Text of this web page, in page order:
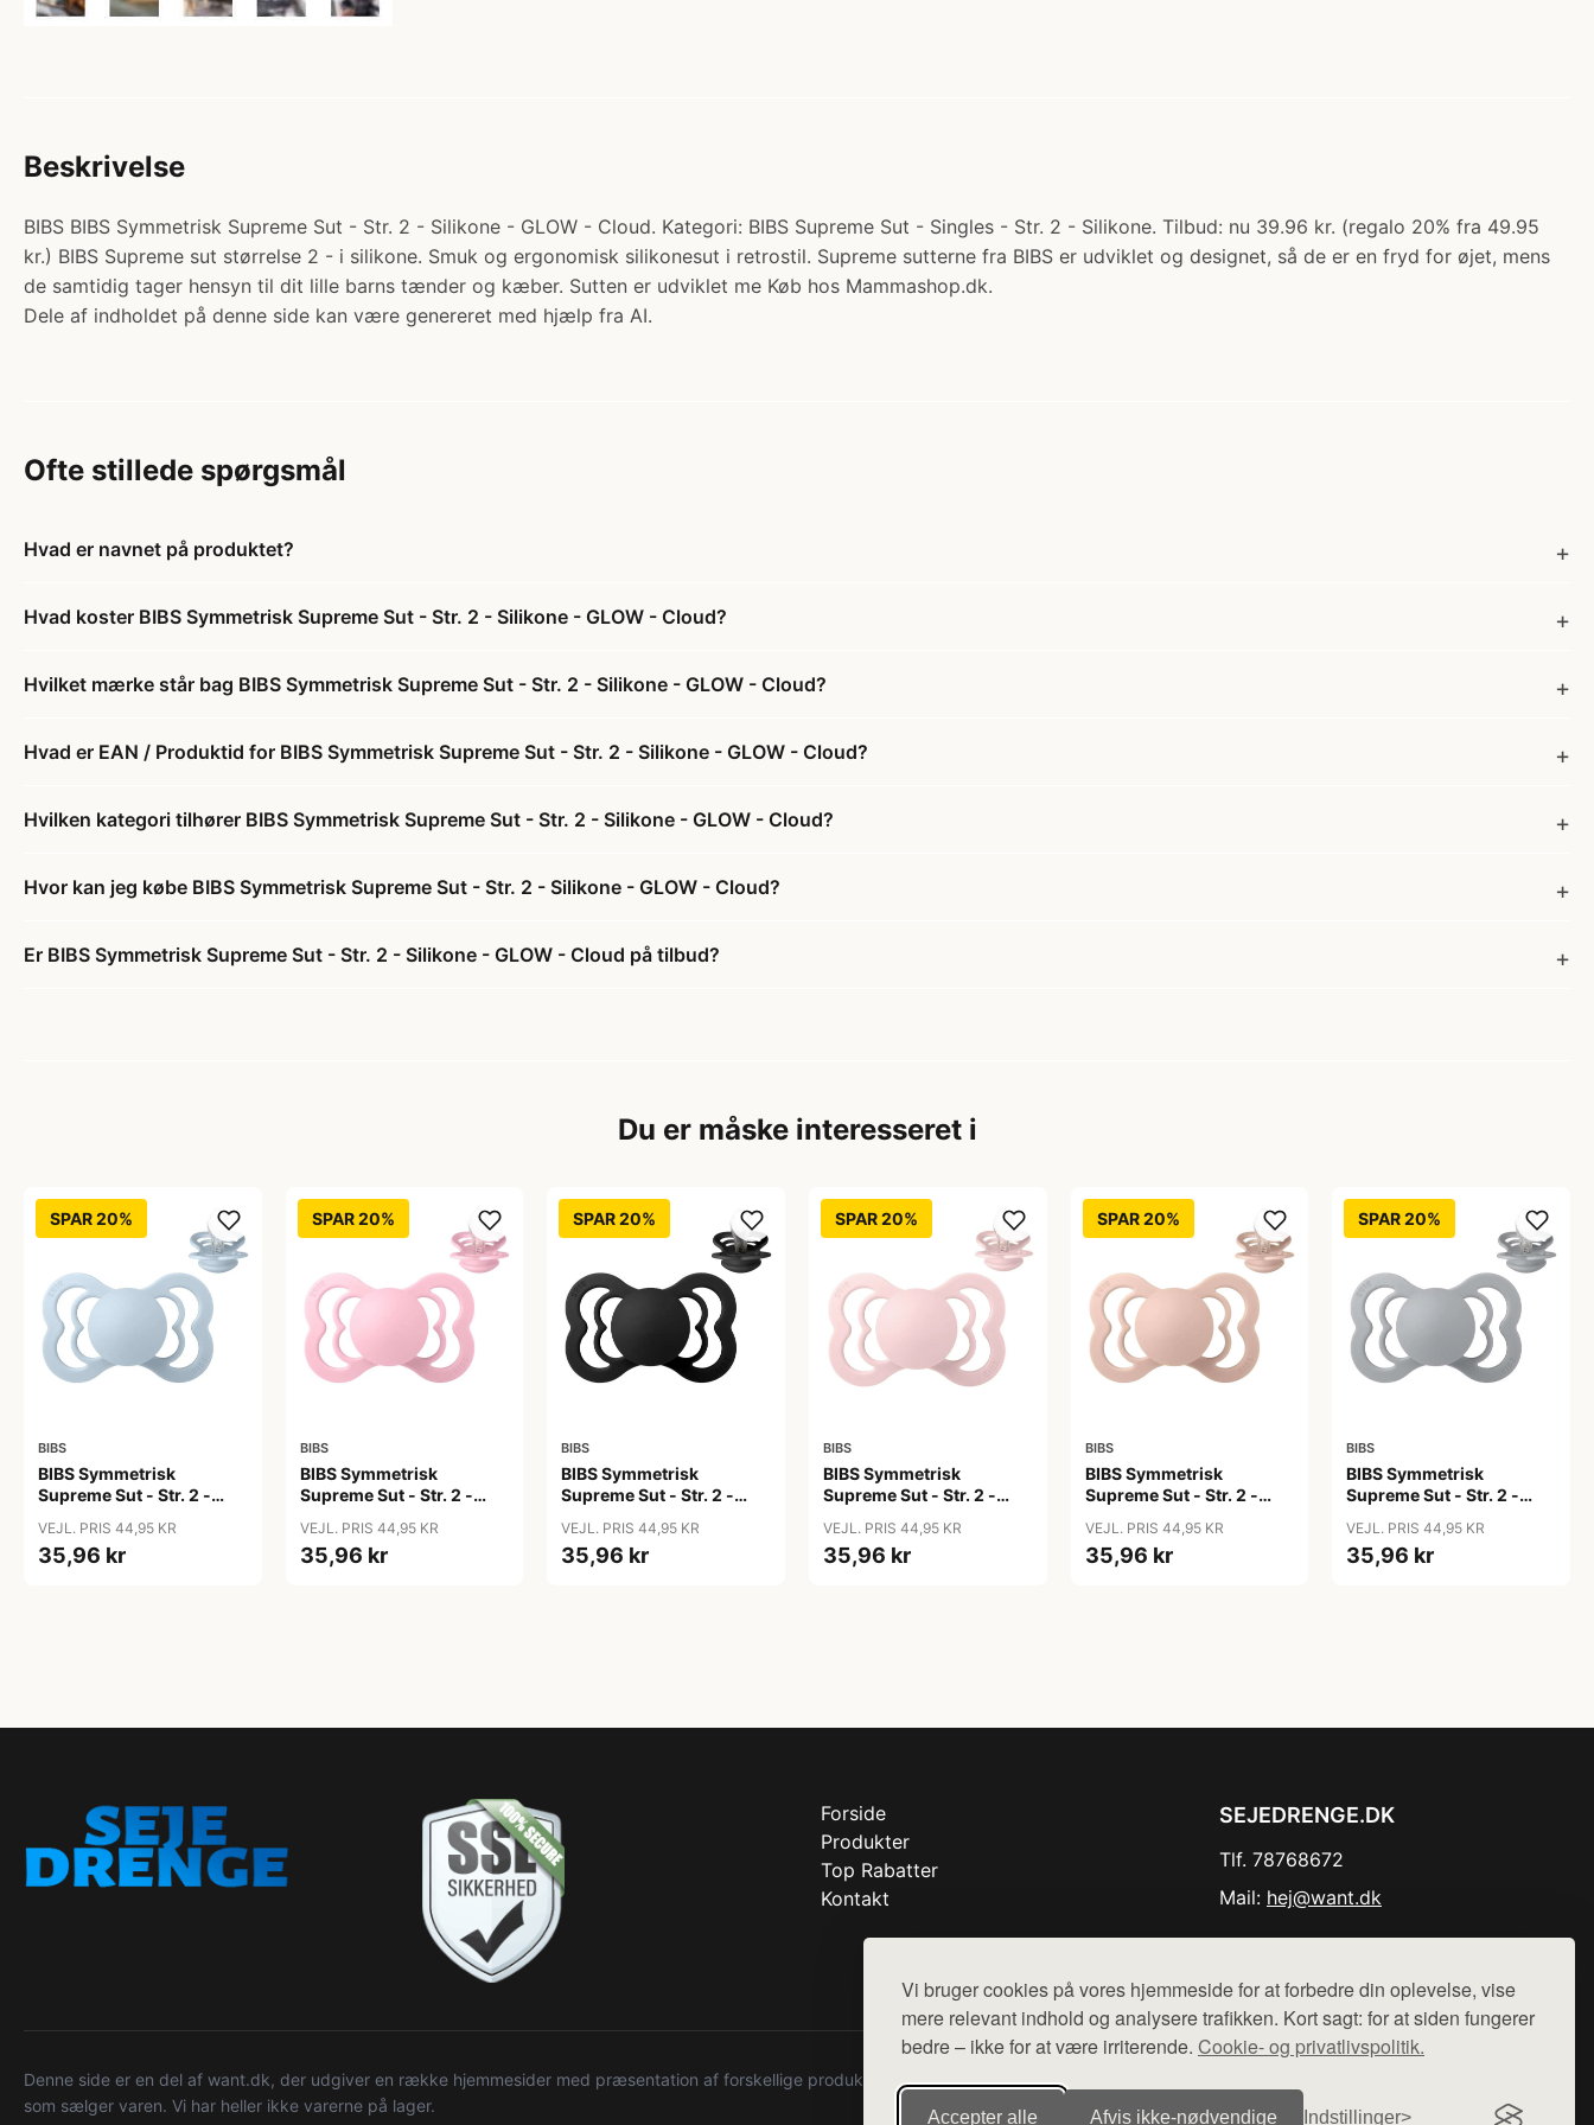
Vi bruger cookies på vores hjemmeside for at forbedre din oplevelse, vise
mere relevant indhold og analysere trafikken. Kort sagt: for at siden fungerer
bedre – ikke for at være irriterende. Cookie- og privatlivspolitik.
Accepter alle Afvis ikke‑nødvendige Indstillinger
Beskrivelse
BIBS BIBS Symmetrisk Supreme Sut - Str. 2 - Silikone - GLOW - Cloud. Kategori: BIBS Supreme Sut - Singles - Str. 2 - Silikone. Tilbud: nu 39.96 kr. (regalo 20% fra 49.95
kr.) BIBS Supreme sut størrelse 2 - i silikone. Smuk og ergonomisk silikonesut i retrostil. Supreme sutterne fra BIBS er udviklet og designet, så de er en fryd for øjet, mens
de samtidig tager hensyn til dit lille barns tænder og kæber. Sutten er udviklet me Køb hos Mammashop.dk.
Dele af indholdet på denne side kan være genereret med hjælp fra AI.
Ofte stillede spørgsmål
Hvad er navnet på produktet?
Hvad koster BIBS Symmetrisk Supreme Sut - Str. 2 - Silikone - GLOW - Cloud?
Hvilket mærke står bag BIBS Symmetrisk Supreme Sut - Str. 2 - Silikone - GLOW - Cloud?
Hvad er EAN / Produktid for BIBS Symmetrisk Supreme Sut - Str. 2 - Silikone - GLOW - Cloud?
Hvilken kategori tilhører BIBS Symmetrisk Supreme Sut - Str. 2 - Silikone - GLOW - Cloud?
Hvor kan jeg købe BIBS Symmetrisk Supreme Sut - Str. 2 - Silikone - GLOW - Cloud?
Er BIBS Symmetrisk Supreme Sut - Str. 2 - Silikone - GLOW - Cloud på tilbud?
Du er måske interesseret i
SPAR 20%
BIBS
BIBS Symmetrisk
Supreme Sut - Str. 2 -
VEJL. PRIS 44,95 KR
35,96 kr
SPAR 20%
BIBS
BIBS Symmetrisk
Supreme Sut - Str. 2 -
VEJL. PRIS 44,95 KR
35,96 kr
SPAR 20%
BIBS
BIBS Symmetrisk
Supreme Sut - Str. 2 -
VEJL. PRIS 44,95 KR
35,96 kr
SPAR 20%
BIBS
BIBS Symmetrisk
Supreme Sut - Str. 2 -
VEJL. PRIS 44,95 KR
35,96 kr
SPAR 20%
BIBS
BIBS Symmetrisk
Supreme Sut - Str. 2 -
VEJL. PRIS 44,95 KR
35,96 kr
SPAR 20%
BIBS
BIBS Symmetrisk
Supreme Sut - Str. 2 -
VEJL. PRIS 44,95 KR
35,96 kr
Forside
Produkter
Top Rabatter
Kontakt
SEJEDRENGE.DK
Tlf. 78768672
Mail: hej@want.dk
Denne side er en del af want.dk, der udgiver en række hjemmesider med præsentation af forskellige produkter fra diverse webshops. Der sælges ikke varer fra denne side - vi henviser til de shops,
som sælger varen. Vi har heller ikke varerne på lager.